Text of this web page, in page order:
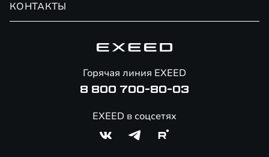
Сервис
Помощь на дорогах
КОНТАКТЫ
Горячая линия EXEED
8 800 700-80-03
EXEED в соцсетях